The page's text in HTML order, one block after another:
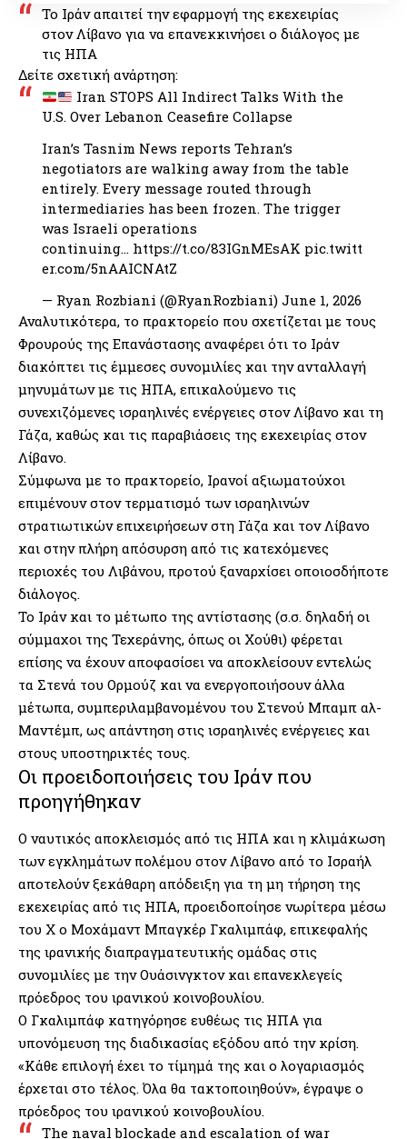
Το Ιράν απαιτεί την εφαρμογή της εκεχειρίας
στον Λίβανο για να επανεκκινήσει ο διάλογος με
τις ΗΠΑ
Δείτε σχετική ανάρτηση:
Iran STOPS All Indirect Talks With the
U.S. Over Lebanon Ceasefire Collapse
Iran’s Tasnim News reports Tehran’s
negotiators are walking away from the table
entirely. Every message routed through
intermediaries has been frozen. The trigger
was Israeli operations
continuing… https://t.co/83IGnMEsAK pic.twitt
er.com/5nAAICNAtZ
— Ryan Rozbiani (@RyanRozbiani) June 1, 2026
Αναλυτικότερα, το πρακτορείο που σχετίζεται με τους
Φρουρούς της Επανάστασης αναφέρει ότι το Ιράν
διακόπτει τις έμμεσες συνομιλίες και την ανταλλαγή
μηνυμάτων με τις ΗΠΑ, επικαλούμενο τις
συνεχιζόμενες ισραηλινές ενέργειες στον Λίβανο και τη
Γάζα, καθώς και τις παραβιάσεις της εκεχειρίας στον
Λίβανο.
Σύμφωνα με το πρακτορείο, Ιρανοί αξιωματούχοι
επιμένουν στον τερματισμό των ισραηλινών
στρατιωτικών επιχειρήσεων στη Γάζα και τον Λίβανο
και στην πλήρη απόσυρση από τις κατεχόμενες
περιοχές του Λιβάνου, προτού ξαναρχίσει οποιοσδήποτε
διάλογος.
Το Ιράν και το μέτωπο της αντίστασης (σ.σ. δηλαδή οι
σύμμαχοι της Τεχεράνης, όπως οι Χούθι) φέρεται
επίσης να έχουν αποφασίσει να αποκλείσουν εντελώς
τα Στενά του Ορμούζ και να ενεργοποιήσουν άλλα
μέτωπα, συμπεριλαμβανομένου του Στενού Μπαμπ αλ-
Μαντέμπ, ως απάντηση στις ισραηλινές ενέργειες και
στους υποστηρικτές τους.
Οι προειδοποιήσεις του Ιράν που
προηγήθηκαν
Ο ναυτικός αποκλεισμός από τις ΗΠΑ και η κλιμάκωση
των εγκλημάτων πολέμου στον Λίβανο από το Ισραήλ
αποτελούν ξεκάθαρη απόδειξη για τη μη τήρηση της
εκεχειρίας από τις ΗΠΑ, προειδοποίησε νωρίτερα μέσω
του Χ ο Μοχάμαντ Μπαγκέρ Γκαλιμπάφ, επικεφαλής
της ιρανικής διαπραγματευτικής ομάδας στις
συνομιλίες με την Ουάσινγκτον και επανεκλεγείς
πρόεδρος του ιρανικού κοινοβουλίου.
Ο Γκαλιμπάφ κατηγόρησε ευθέως τις ΗΠΑ για
υπονόμευση της διαδικασίας εξόδου από την κρίση.
«Κάθε επιλογή έχει το τίμημά της και ο λογαριασμός
έρχεται στο τέλος. Όλα θα τακτοποιηθούν», έγραψε ο
πρόεδρος του ιρανικού κοινοβουλίου.
The naval blockade and escalation of war